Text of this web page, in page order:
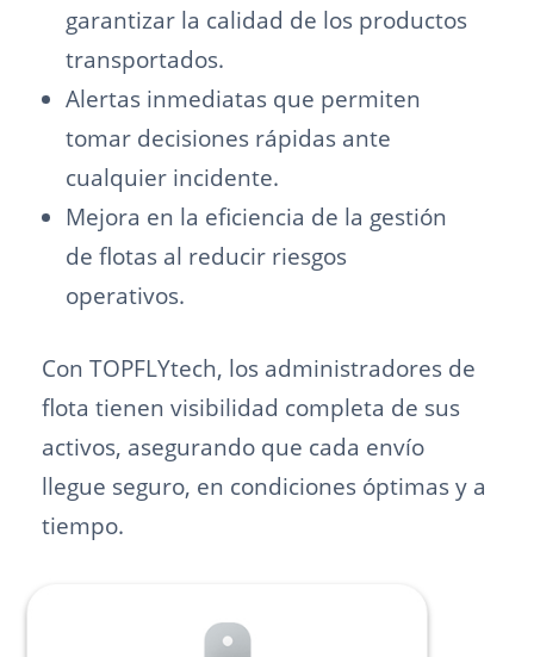
garantizar la calidad de los productos
transportados.
Alertas inmediatas que permiten
tomar decisiones rápidas ante
cualquier incidente.
Mejora en la eficiencia de la gestión
de flotas al reducir riesgos
operativos.
Con TOPFLYtech, los administradores de
flota tienen visibilidad completa de sus
activos, asegurando que cada envío
llegue seguro, en condiciones óptimas y a
tiempo.